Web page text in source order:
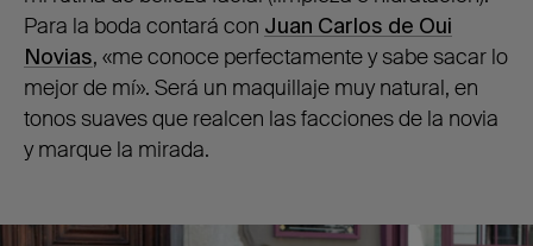
Para la boda contará con Juan Carlos de Oui
Novias, «me conoce perfectamente y sabe sacar lo
mejor de mí». Será un maquillaje muy natural, en
tonos suaves que realcen las facciones de la novia
y marque la mirada.